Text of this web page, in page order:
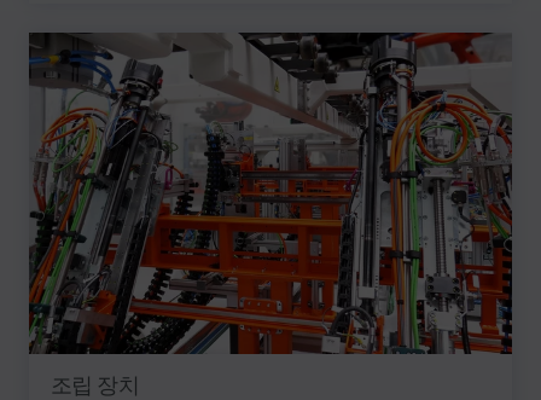
조립 장치